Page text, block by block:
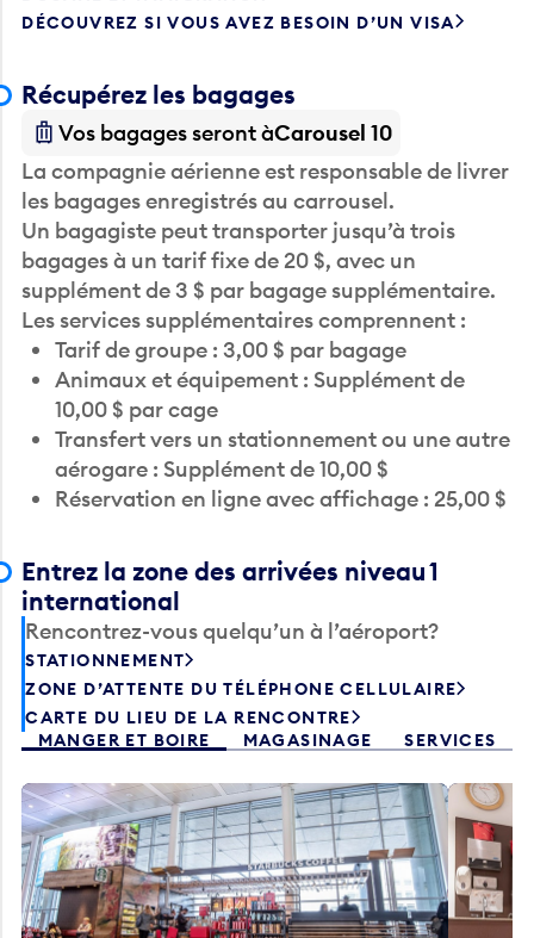
Vos bagages seront àCarousel 10
La compagnie aérienne est responsable de livrer
les bagages enregistrés au carrousel.
Un bagagiste peut transporter jusqu’à trois
bagages à un tarif fixe de 20 $, avec un
supplément de 3 $ par bagage supplémentaire.
Les services supplémentaires comprennent :
Tarif de groupe : 3,00 $ par bagage
Animaux et équipement : Supplément de
10,00 $ par cage
Transfert vers un stationnement ou une autre
aérogare : Supplément de 10,00 $
Réservation en ligne avec affichage : 25,00 $
international
Rencontrez-vous quelqu’un à l’aéroport?
STATIONNEMENT
ZONE D’ATTENTE DU TÉLÉPHONE CELLULAIRE
CARTE DU LIEU DE LA RENCONTRE
MANGER ET BOIRE
MAGASINAGE